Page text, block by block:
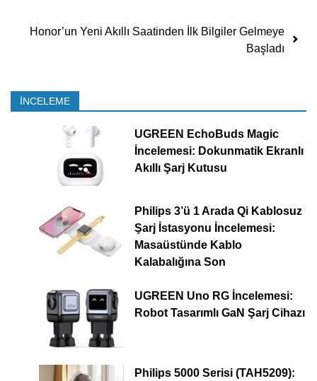
Honor’un Yeni Akıllı Saatinden İlk Bilgiler Gelmeye
Başladı
İNCELEME
UGREEN EchoBuds Magic
İncelemesi: Dokunmatik Ekranlı
Akıllı Şarj Kutusu
Philips 3’ü 1 Arada Qi Kablosuz
Şarj İstasyonu İncelemesi:
Masaüstünde Kablo
Kalabalığına Son
UGREEN Uno RG İncelemesi:
Robot Tasarımlı GaN Şarj Cihazı
Philips 5000 Serisi (TAH5209):